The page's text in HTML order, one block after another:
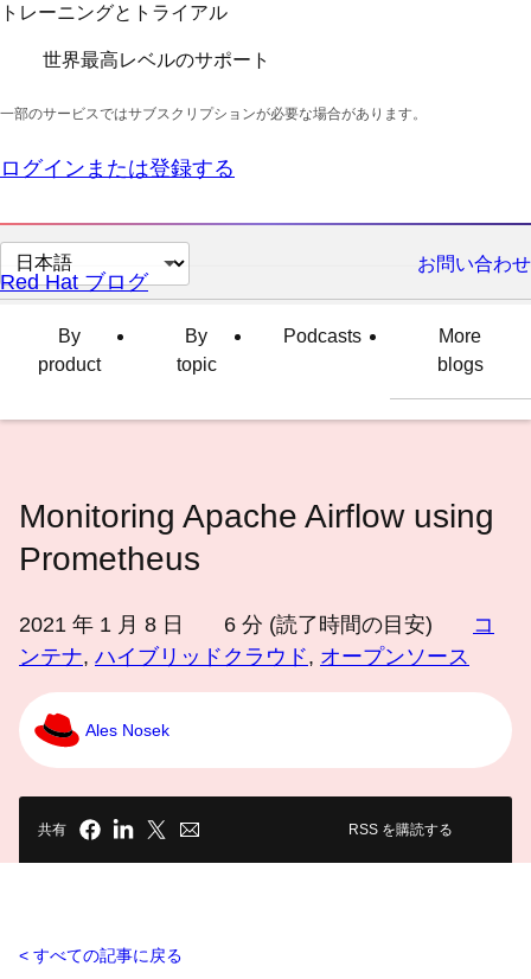
トレーニングとトライアル
世界最高レベルのサポート
一部のサービスではサブスクリプションが必要な場合があります。
ログインまたは登録する
ペ
ー
語
さ
お問い合わせ
Red Hat ブログ
By
product
By
topic
Podcasts
More
blogs
Monitoring Apache Airflow using
Prometheus
2021 年 1 月 8 日 6 分 (読了時間の目安)
コ
ンテナ, ハイブリッドクラウド, オープンソース
Ales Nosek
共有 RSS を購読する
すべての記事に戻る